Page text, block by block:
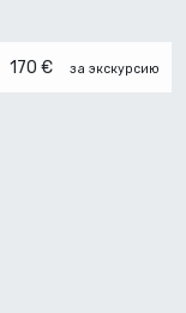
170 € за экскурсию